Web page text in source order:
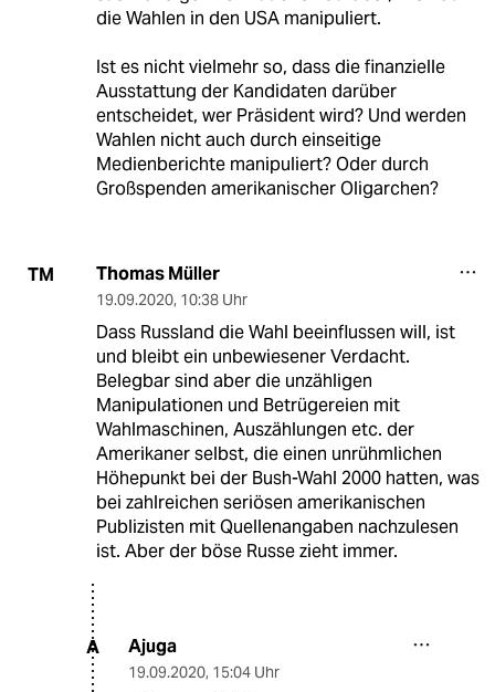
die Wahlen in den USA manipuliert.
Ist es nicht vielmehr so, dass die finanzielle
Ausstattung der Kandidaten darüber
entscheidet, wer Präsident wird? Und werden
Wahlen nicht auch durch einseitige
Medienberichte manipuliert? Oder durch
Großspenden amerikanischer Oligarchen?
TM Thomas Müller
19.09.2020, 10:38 Uhr
Dass Russland die Wahl beeinflussen will, ist
und bleibt ein unbewiesener Verdacht.
Belegbar sind aber die unzähligen
Manipulationen und Betrügereien mit
Wahlmaschinen, Auszählungen etc. der
Amerikaner selbst, die einen unrühmlichen
Höhepunkt bei der Bush-Wahl 2000 hatten, was
bei zahlreichen seriösen amerikanischen
Publizisten mit Quellenangaben nachzulesen
ist. Aber der böse Russe zieht immer.
A Ajuga
19.09.2020, 15:04 Uhr